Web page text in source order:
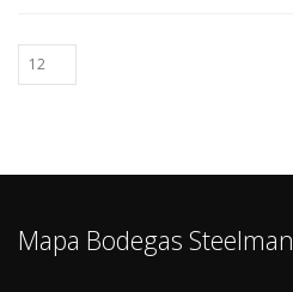
Mapa Bodegas Steelman